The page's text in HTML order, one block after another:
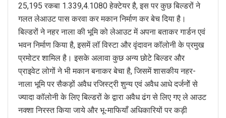
25,195 रकबा 1.339,4.1080 हेक्टेयर है, इस पर कुछ बिल्डरों ने
गलत लेआउट पास करवा कर मकान निर्माण कर बेच दिया है।
बिल्डरों ने नहर नाला की भूमि को लेआउट में अपना बताकर गार्डन एवं
भवन निर्माण किया है, इसमें लॉ विस्टा और वृंदावन कॉलोनी के प्रमुख
प्रमोटर शामिल है। इसके अलावा कुछ अन्य छोटे बिल्डर और
प्राइवेट लोगों ने भी मकान बनाकर बेचा है, जिसमें शासकीय नहर-
नाला भूमि पर सैकड़ों अवैध रजिस्ट्री शुन्य एवं अवैध आधे दर्जनोें से
ज्यादा कॉलोनी के लिए बिल्डरों के द्वारा अवैध ढंग से लिए गए ले आउट
नक्शा निरस्त किया जाये और भू-माफियाँ अधिकारियों पर कड़ी